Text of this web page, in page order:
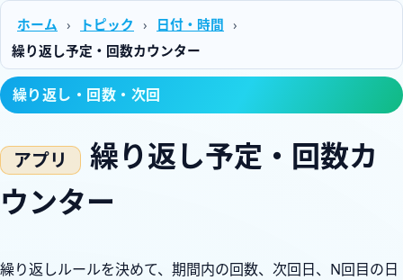
ホーム › トピック › 日付・時間 ›
繰り返し予定・回数カウンター
繰り返し・回数・次回
繰り返し予定・回数カ
ウンター
繰り返しルールを決めて、期間内の回数、次回日、N回目の日